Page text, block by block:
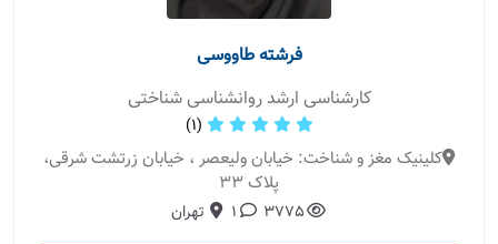
فرشته طاووسی
کارشناسی ارشد روانشناسی شناختی
(1)
کلینیک مغز و شناخت: خیابان ولیعصر ، خیابان زرتشت شرقی،
پلاک 33
3775
1 تهران